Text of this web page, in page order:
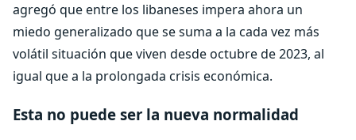
agregó que entre los libaneses impera ahora un
miedo generalizado que se suma a la cada vez más
volátil situación que viven desde octubre de 2023, al
igual que a la prolongada crisis económica.
Esta no puede ser la nueva normalidad